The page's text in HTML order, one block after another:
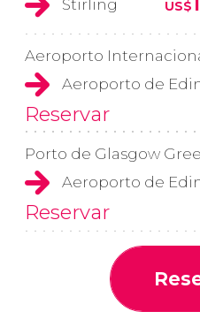
Stirling
US$
Aeroporto
Aeroporto de
Reservar
Porto de Glasgow
Aeroporto de
Reservar